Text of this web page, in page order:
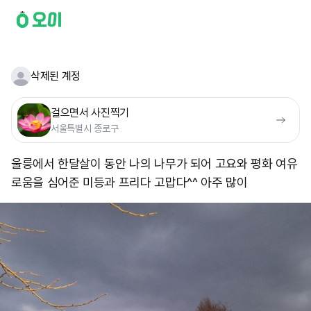
삭제된 계정
걸으면서 사진찍기
서울특별시 종로구
울릉에서 한달살이 동안 나의 나무가 되어 고요와 평화 여유
로움을 심어준 미등과 프리다 고맙다^^ 아주 많이